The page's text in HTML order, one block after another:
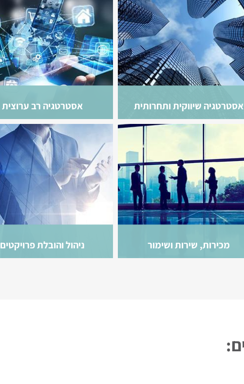
אסטרטגיה שיווקית ותחרותית אסטרטגיה רב ערוצית
מכירות, שירות ושימור ניהול והובלת פרויקטים